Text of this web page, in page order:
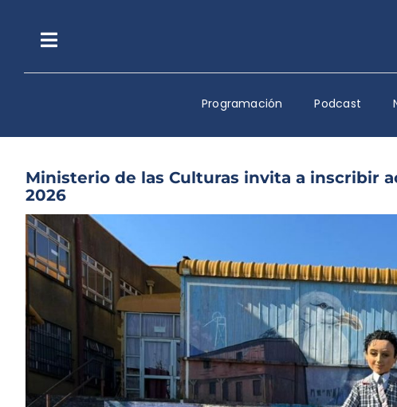
contenidoToggle
Navigation
Programación Podcast
Ministerio de las Culturas invita a inscribir
2026
Ver
imagen
más
grande